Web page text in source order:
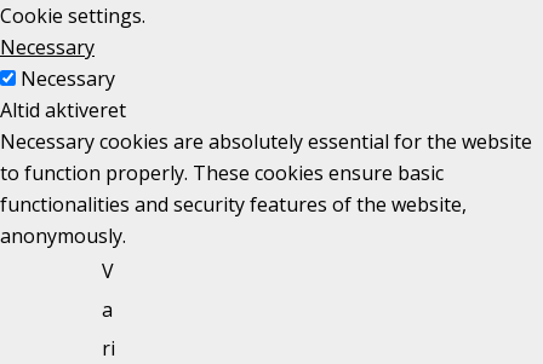
Cookie settings.
Necessary
Necessary
Altid aktiveret
Necessary cookies are absolutely essential for the website
to function properly. These cookies ensure basic
functionalities and security features of the website,
anonymously.
V
a
ri